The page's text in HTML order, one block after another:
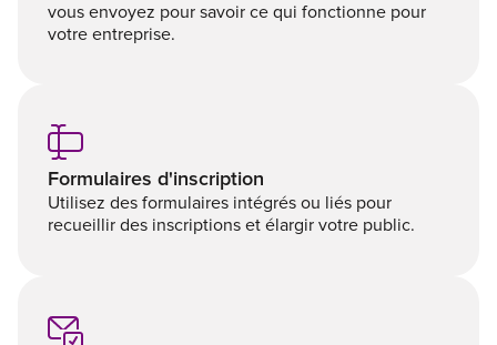
vous envoyez pour savoir ce qui fonctionne pour
votre entreprise.
Formulaires d'inscription
Utilisez des formulaires intégrés ou liés pour
recueillir des inscriptions et élargir votre public.